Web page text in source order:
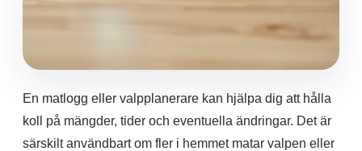
En matlogg eller valpplanerare kan hjälpa dig att hålla
koll på mängder, tider och eventuella ändringar. Det är
särskilt användbart om fler i hemmet matar valpen eller